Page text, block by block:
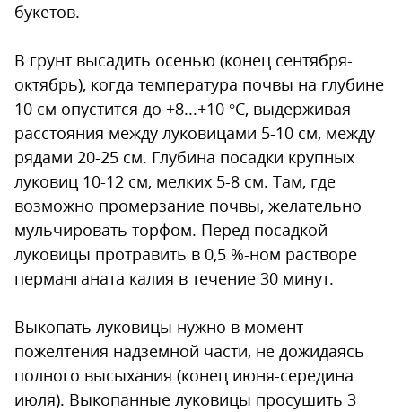
букетов.
В грунт высадить осенью (конец сентября-
октябрь), когда температура почвы на глубине
10 см опустится до +8...+10 °С, выдерживая
расстояния между луковицами 5-10 см, между
рядами 20-25 см. Глубина посадки крупных
луковиц 10-12 см, мелких 5-8 см. Там, где
возможно промерзание почвы, желательно
мульчировать торфом. Перед посадкой
луковицы протравить в 0,5 %-ном растворе
перманганата калия в течение 30 минут.
Выкопать луковицы нужно в момент
пожелтения надземной части, не дожидаясь
полного высыхания (конец июня-середина
июля). Выкопанные луковицы просушить 3